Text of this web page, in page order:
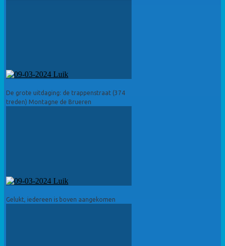
De grote uitdaging: de trappenstraat (374
treden) Montagne de Brueren
Gelukt, iedereen is boven aangekomen